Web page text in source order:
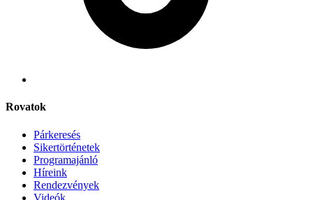
Rovatok
Párkeresés
Sikertörténetek
Programajánló
Híreink
Rendezvények
Videók